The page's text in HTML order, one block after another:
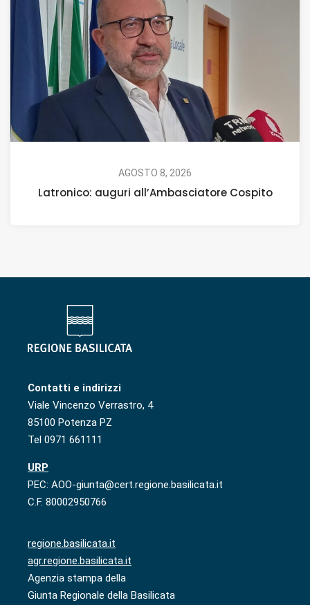
AGOSTO 8, 2026
Latronico: auguri all’Ambasciatore Cospito
Contatti e indirizzi
Viale Vincenzo Verrastro, 4
85100 Potenza PZ
Tel 0971 661111
URP
PEC: AOO-giunta@cert.regione.basilicata.it
C.F. 80002950766
regione.basilicata.it
agr.regione.basilicata.it
Agenzia stampa della
Giunta Regionale della Basilicata